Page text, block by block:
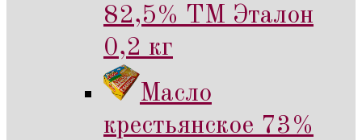
82,5% ТМ Эталон
0,2 кг
Масло
крестьянское 73%